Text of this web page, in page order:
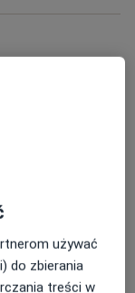
używać
do zbierania
treści w